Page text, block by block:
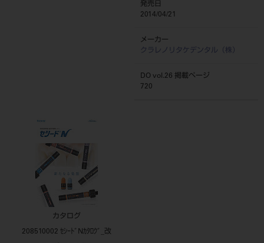
発売日
2014/04/21
メーカー
クラレノリタケデンタル（株）
DO vol.26 掲載ページ
720
カタログ
208510002 ｾｼｰﾄﾞNｶﾀﾛｸﾞ_改